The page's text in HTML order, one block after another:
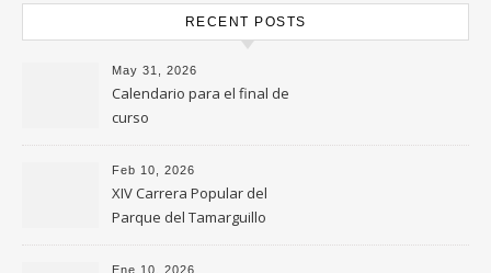
RECENT POSTS
May 31, 2026
Calendario para el final de
curso
Feb 10, 2026
XIV Carrera Popular del
Parque del Tamarguillo
Ene 10, 2026